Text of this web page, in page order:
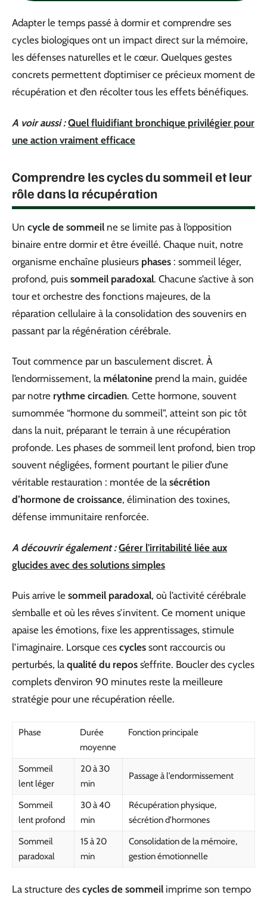
Adapter le temps passé à dormir et comprendre ses
cycles biologiques ont un impact direct sur la mémoire,
les défenses naturelles et le cœur. Quelques gestes
concrets permettent d’optimiser ce précieux moment de
récupération et d’en récolter tous les effets bénéfiques.
A voir aussi : Quel fluidifiant bronchique privilégier pour
une action vraiment efficace
Comprendre les cycles du sommeil et leur
rôle dans la récupération
Un cycle de sommeil ne se limite pas à l’opposition
binaire entre dormir et être éveillé. Chaque nuit, notre
organisme enchaîne plusieurs phases : sommeil léger,
profond, puis sommeil paradoxal. Chacune s’active à son
tour et orchestre des fonctions majeures, de la
réparation cellulaire à la consolidation des souvenirs en
passant par la régénération cérébrale.
Tout commence par un basculement discret. À
l’endormissement, la mélatonine prend la main, guidée
par notre rythme circadien. Cette hormone, souvent
surnommée “hormone du sommeil”, atteint son pic tôt
dans la nuit, préparant le terrain à une récupération
profonde. Les phases de sommeil lent profond, bien trop
souvent négligées, forment pourtant le pilier d’une
véritable restauration : montée de la sécrétion
d’hormone de croissance, élimination des toxines,
défense immunitaire renforcée.
A découvrir également : Gérer l'irritabilité liée aux
glucides avec des solutions simples
Puis arrive le sommeil paradoxal, où l’activité cérébrale
s’emballe et où les rêves s’invitent. Ce moment unique
apaise les émotions, fixe les apprentissages, stimule
l’imaginaire. Lorsque ces cycles sont raccourcis ou
perturbés, la qualité du repos s’effrite. Boucler des cycles
complets d’environ 90 minutes reste la meilleure
stratégie pour une récupération réelle.
Phase
Durée
moyenne
Fonction principale
Sommeil
lent léger
20 à 30
min
Passage à l’endormissement
Sommeil
lent profond
30 à 40
min
Récupération physique,
sécrétion d’hormones
Sommeil
paradoxal
15 à 20
min
Consolidation de la mémoire,
gestion émotionnelle
La structure des cycles de sommeil imprime son tempo